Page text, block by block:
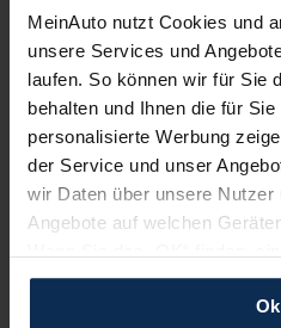
MeinAuto nutzt Cookies und
unsere Services und
laufen. So können wir für Sie
behalten und Ihnen die für
personalisierte Werbung
der Service und unser
wir Daten über unsere Nutzer
Angebote auf welchen
und erlauben uns Cookies
verwenden und diese DatenOk
In unserem heutigen Test
zu glänzen. Ob der italienischen
große Wurf mit dem offenen
hier.
Artikel lesen